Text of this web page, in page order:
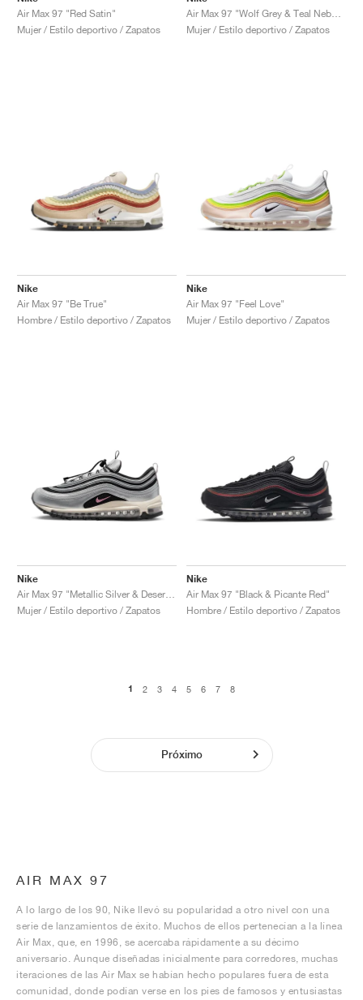
Air Max 97 "Red Satin"
Mujer / Estilo deportivo / Zapatos
Mujer / Estilo deportivo / Zapatos
Nike
Air Max 97 "Be True"
Hombre / Estilo deportivo / Zapatos
Nike
Air Max 97 "Feel Love"
Mujer / Estilo deportivo / Zapatos
Nike
Mujer / Estilo deportivo / Zapatos
Nike
Air Max 97 "Black & Picante Red"
Hombre / Estilo deportivo / Zapatos
1 2 3 4 5 6 7 8
Próximo
AIR MAX 97
A lo largo de los 90, Nike llevó su popularidad a otro nivel con una
serie de lanzamientos de éxito. Muchos de ellos pertenecían a la línea
Air Max, que, en 1996, se acercaba rápidamente a su décimo
aniversario. Aunque diseñadas inicialmente para corredores, muchas
iteraciones de las Air Max se habían hecho populares fuera de esta
comunidad, donde podían verse en los pies de famosos y entusiastas